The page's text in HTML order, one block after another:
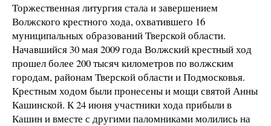
Торжественная литургия стала и завершением
Волжского крестного хода, охватившего 16
муниципальных образований Тверской области.
Начавшийся 30 мая 2009 года Волжский крестный ход
прошел более 200 тысяч километров по волжским
городам, районам Тверской области и Подмосковья.
Крестным ходом были пронесены и мощи святой Анны
Кашинской. К 24 июня участники хода прибыли в
Кашин и вместе с другими паломниками молились на